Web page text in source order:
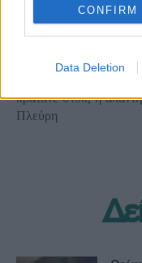
CONFIRM
Data Deletion
Πανελλήνιος Ιατρικός
Σύλλογος: Σοβαρές
Ποινικό δικαστήριο για
κρατάνε στοκ, η
Πλεύρη